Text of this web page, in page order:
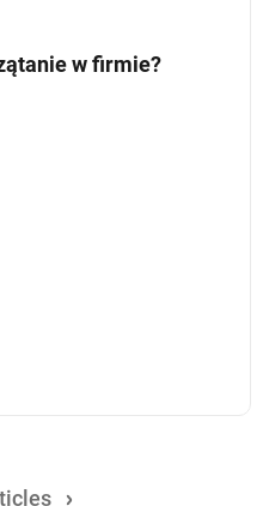
w firmie?